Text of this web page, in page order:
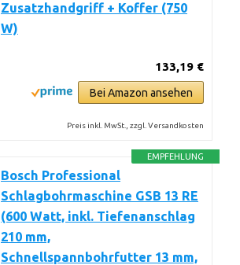
Zusatzhandgriff + Koffer (750
W)
133,19 €
Bei Amazon ansehen
Preis inkl. MwSt., zzgl. Versandkosten
EMPFEHLUNG
Bosch Professional
Schlagbohrmaschine GSB 13 RE
(600 Watt, inkl. Tiefenanschlag
210 mm,
Schnellspannbohrfutter 13 mm,